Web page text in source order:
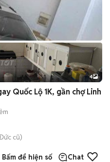
4
Quốc Lộ 1K, gần chợ Linh
cũ)
Bấm để hiện số Chat